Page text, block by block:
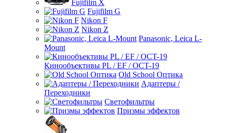
Fujifilm X
Fujifilm G
Nikon F
Nikon Z
Panasonic, Leica L-
Mount
Кинообъективы PL / EF / OCT-19
Old School Оптика
Адаптеры /
Переходники
Светофильтры
Призмы эффектов